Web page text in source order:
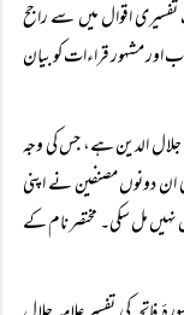
اقوال میں سے راجح
اور مشہور قراءات کو بیان
الدین ہے، جس کی وجہ
ان دونوں مصنفین نے اپنی
نہیں مل سکی۔ مختصر نام کے